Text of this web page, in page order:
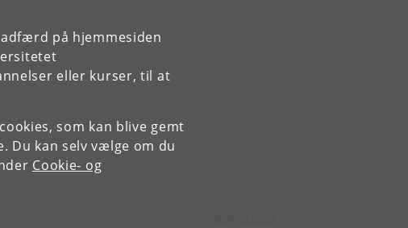
på hjemmesiden
eller kurser, til at
som kan blive gemt
Du kan selv vælge om du
Cookie- og